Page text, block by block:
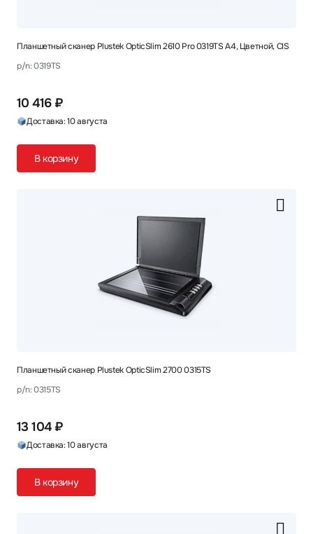
Планшетный сканер Plustek OpticSlim 2610 Pro 0319TS A4, Цветной, CIS
p/n: 0319TS
10 416 ₽
Доставка: 10 августа
В корзину
Планшетный сканер Plustek OpticSlim 2700 0315TS
p/n: 0315TS
13 104 ₽
Доставка: 10 августа
В корзину